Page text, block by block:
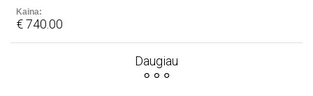
€ 740.00
Daugiau